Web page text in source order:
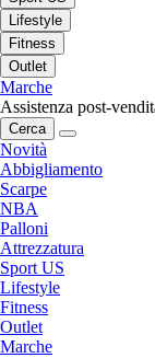
Lifestyle
Fitness
Outlet
Marche
Assistenza post-
Cerca
Novità
Abbigliamento
Scarpe
NBA
Palloni
Attrezzatura
Sport US
Lifestyle
Fitness
Outlet
Marche